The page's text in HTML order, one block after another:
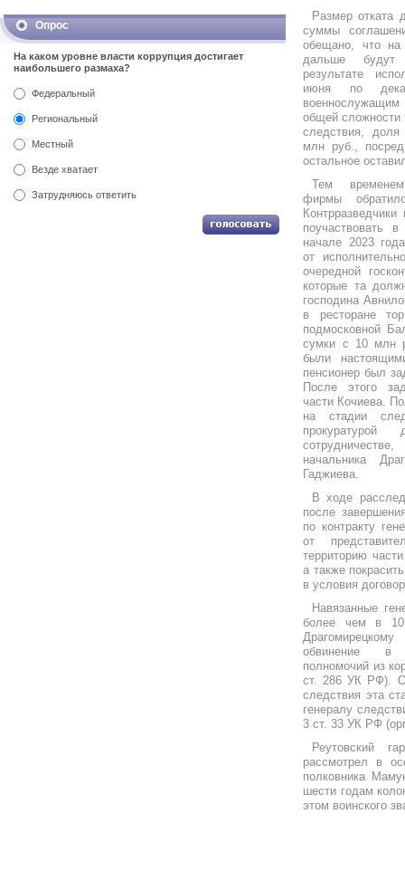
Опрос
На каком уровне власти коррупция достигает
наибольшего размаха?
Федеральный
Региональный
Местный
Везде хватает
Затрудняюсь ответить
Размер отката
суммы
обещано, что
дальше будут
результате
июня по
общей
следствия, доля
млн руб.,
остальное
Тем временем
фирмы
поучаствовать
начале 2023
от
очередной
которые та
господина
в ресторане
подмосковной
сумки с 10 млн
были
пенсионер был
После этого
части Кочиева.
на стадии
начальника
Гаджиева.
В ходе
после
по контракту
от
территорию
а также
в условия
Навязанные
более чем в
обвинение в
полномочий из
ст. 286 УК РФ).
следствия эта
генералу
3 ст. 33 УК РФ
Реутовский
рассмотрел в
полковника
шести годам
этом воинского